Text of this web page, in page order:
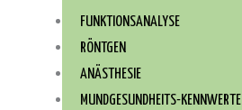
FUNKTIONSANALYSE
RÖNTGEN
ANÄSTHESIE
MUNDGESUNDHEITS-KENNWERTE